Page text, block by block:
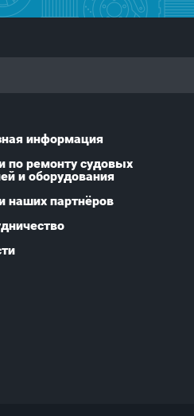
информация
по ремонту судовых
и оборудования
наших партнёров